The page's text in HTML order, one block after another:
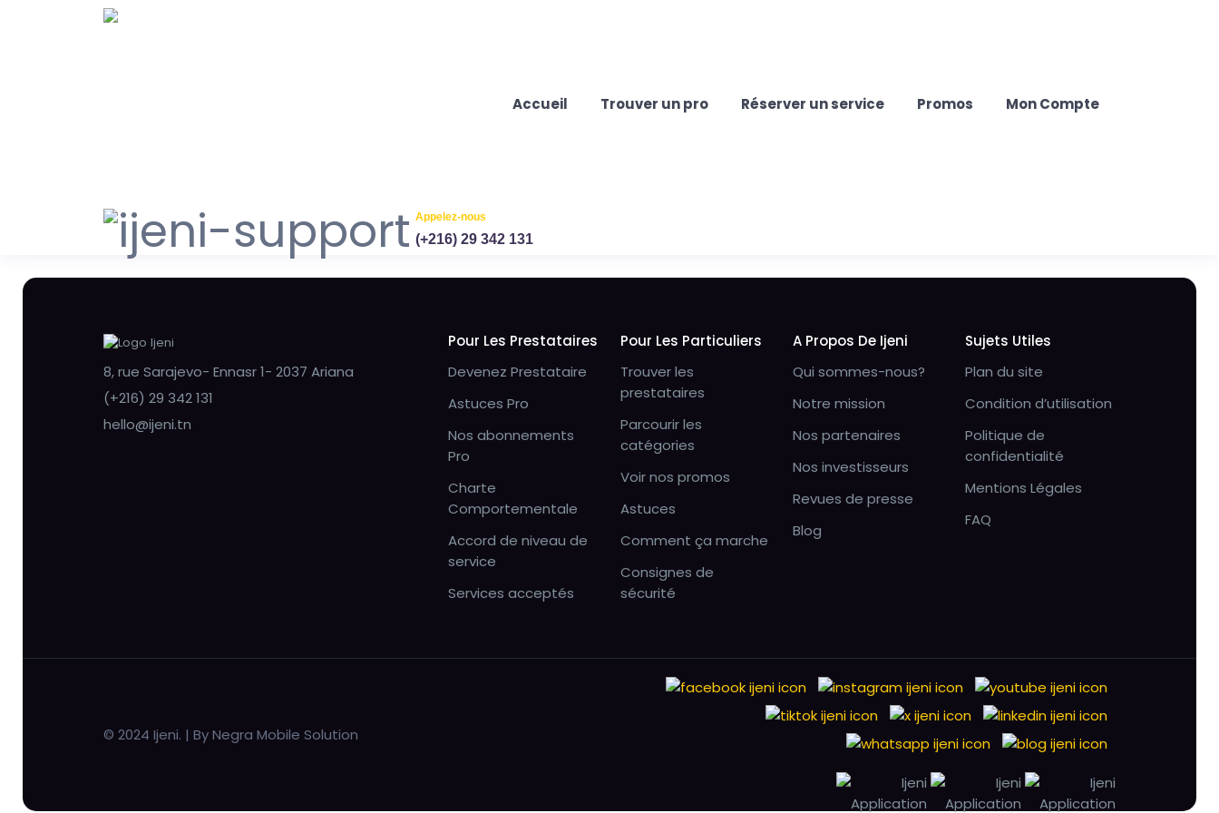
Accueil Trouver un pro Réserver un service Promos Mon Compte
Appelez-nous
(+216) 29 342 131
8, rue Sarajevo- Ennasr 1- 2037 Ariana
(+216) 29 342 131
hello@ijeni.tn
Pour Les Prestataires
Devenez Prestataire
Astuces Pro
Nos abonnements
Pro
Charte
Comportementale
Accord de niveau de
service
Services acceptés
Pour Les Particuliers
Trouver les
prestataires
Parcourir les
catégories
Voir nos promos
Astuces
Comment ça marche
Consignes de
sécurité
A Propos De Ijeni
Qui sommes-nous?
Notre mission
Nos partenaires
Nos investisseurs
Revues de presse
Blog
Sujets Utiles
Plan du site
Condition d’utilisation
Politique de
confidentialité
Mentions Légales
FAQ
© 2024 Ijeni. | By Negra Mobile Solution